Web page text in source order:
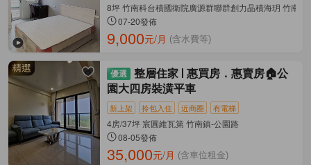
8坪 竹南科台積國衛院廣源群聯群創力晶積海玥 竹南鎮
07-20發佈
9,000元/月 (含水費等)
整層住家
惠買房．惠賣房🏠公
園大四房裝潢平車
新上架 拎包入住 近商圈 有電梯
4房/37坪 宸圓維瓦第 竹南鎮-公園路
08-05發佈
35,000元/月 (含車位租金)